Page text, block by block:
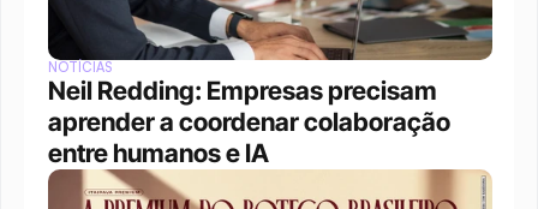
NOTÍCIAS
Neil Redding: Empresas precisam
aprender a coordenar colaboração
entre humanos e IA